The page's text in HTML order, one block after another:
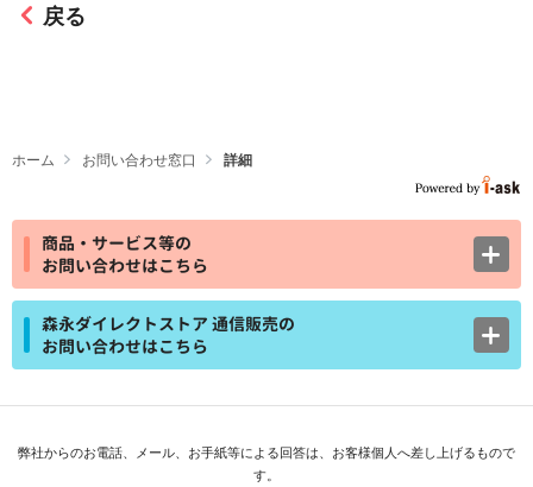
戻る
ホーム お問い合わせ窓口 詳細
商品・サービス等の
お問い合わせはこちら
森永ダイレクトストア 通信販売の
お問い合わせはこちら
弊社からのお電話、メール、お手紙等による回答は、お客様個人へ差し上げるもので
す。